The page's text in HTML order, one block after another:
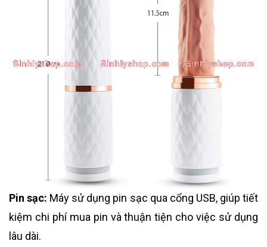
Pin sạc: Máy sử dụng pin sạc qua cổng USB, giúp tiết
kiệm chi phí mua pin và thuận tiện cho việc sử dụng
lâu dài.